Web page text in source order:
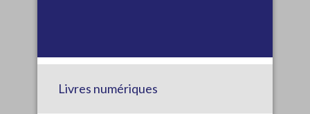
Livres numériques